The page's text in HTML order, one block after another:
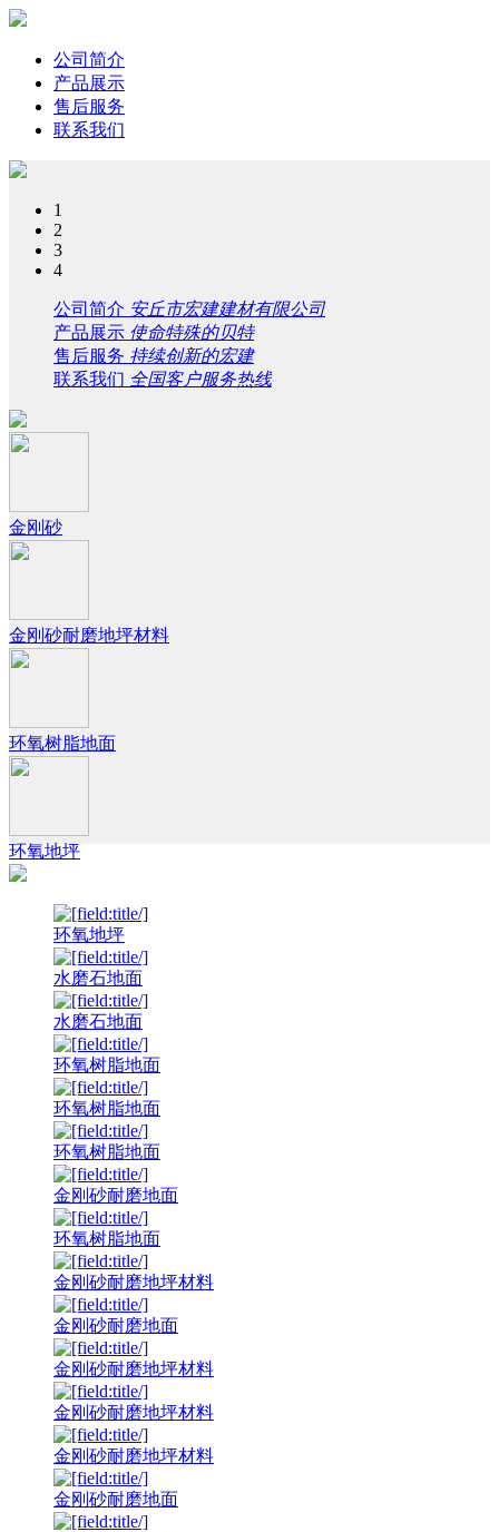
公司简介
产品展示
售后服务
联系我们
1
2
3
4
公司简介 安丘市宏建建材有限公司
产品展示 使命特殊的贝特
售后服务 持续创新的宏建
联系我们 全国客户服务热线
金刚砂
金刚砂耐磨地坪材料
环氧树脂地面
环氧地坪
环氧地坪
水磨石地面
水磨石地面
环氧树脂地面
环氧树脂地面
环氧树脂地面
金刚砂耐磨地面
环氧树脂地面
金刚砂耐磨地坪材料
金刚砂耐磨地面
金刚砂耐磨地坪材料
金刚砂耐磨地坪材料
金刚砂耐磨地坪材料
金刚砂耐磨地面